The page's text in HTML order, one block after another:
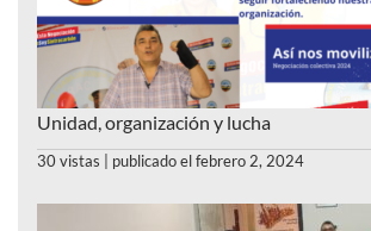
Unidad, organización y lucha
30 vistas publicado el febrero 2, 2024